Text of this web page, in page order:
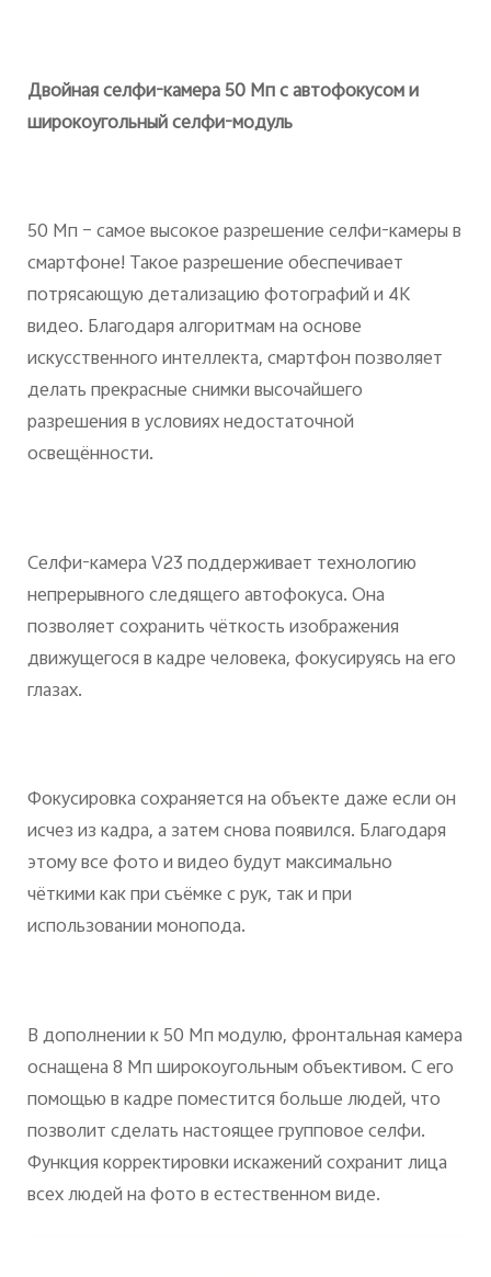
Двойная селфи-камера 50 Мп с автофокусом и
широкоугольный селфи-модуль
50 Мп – самое высокое разрешение селфи-камеры в
смартфоне! Такое разрешение обеспечивает
потрясающую детализацию фотографий и 4К
видео. Благодаря алгоритмам на основе
искусственного интеллекта, смартфон позволяет
делать прекрасные снимки высочайшего
разрешения в условиях недостаточной
освещённости.
Селфи-камера V23 поддерживает технологию
непрерывного следящего автофокуса. Она
позволяет сохранить чёткость изображения
движущегося в кадре человека, фокусируясь на его
глазах.
Фокусировка сохраняется на объекте даже если он
исчез из кадра, а затем снова появился. Благодаря
этому все фото и видео будут максимально
чёткими как при съёмке с рук, так и при
использовании монопода.
В дополнении к 50 Мп модулю, фронтальная камера
оснащена 8 Мп широкоугольным объективом. С его
помощью в кадре поместится больше людей, что
позволит сделать настоящее групповое селфи.
Функция корректировки искажений сохранит лица
всех людей на фото в естественном виде.